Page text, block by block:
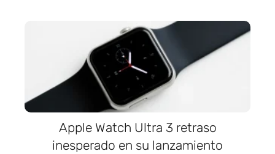
Apple Watch Ultra 3 retraso
inesperado en su lanzamiento